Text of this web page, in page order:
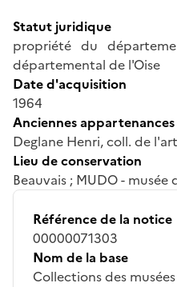
Statut juridique
propriété du
départemental de l'Oise
Date d'acquisition
1964
Anciennes appartenances
Deglane Henri, coll. de
Lieu de conservation
Beauvais ; MUDO - musée
Référence de la notice
00000071303
Nom de la base
Collections des